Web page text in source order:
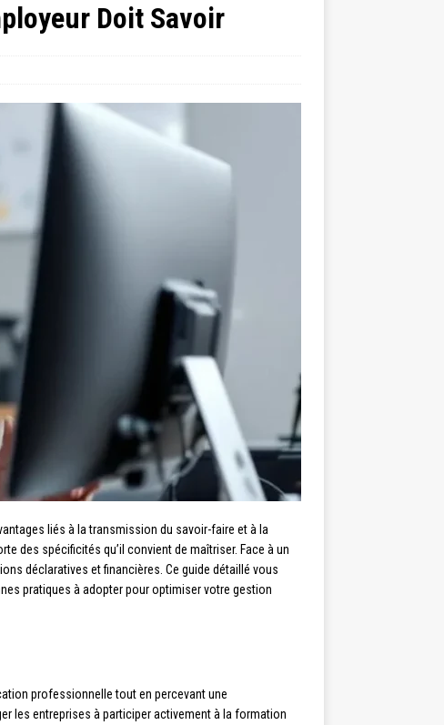
Doit Savoir
liés à la transmission du savoir-faire et à la
des spécificités qu’il convient de maîtriser. Face à un
déclaratives et financières. Ce guide détaillé vous
pratiques à adopter pour optimiser votre gestion
professionnelle tout en percevant une
les entreprises à participer activement à la formation